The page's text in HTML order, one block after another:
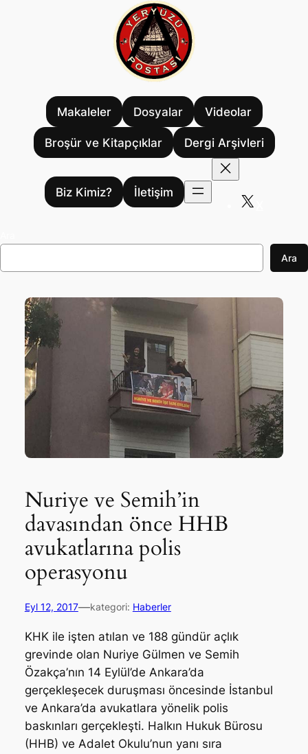
Makaleler Dosyalar Videolar
Broşür ve Kitapçıklar Dergi Arşivleri
Biz Kimiz?
İletişim
Ara
Nuriye ve Semih’in
davasından önce HHB
avukatlarına polis
operasyonu
Eyl 12, 2017—kategori: Haberler
KHK ile işten atılan ve 188 gündür açlık
grevinde olan Nuriye Gülmen ve Semih
Özakça’nın 14 Eylül’de Ankara’da
gerçekleşecek duruşması öncesinde İstanbul
ve Ankara’da avukatlara yönelik polis
baskınları gerçekleşti. Halkın Hukuk Bürosu
(HHB) ve Adalet Okulu’nun yanı sıra